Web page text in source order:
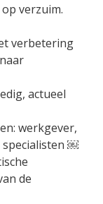
verzuim.
verbetering
actueel
werkgever,
specialisten ￼
de